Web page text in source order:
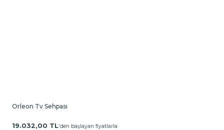
Orleon Tv Sehpası
19.032,00 TL'den başlayan fiyatlarla